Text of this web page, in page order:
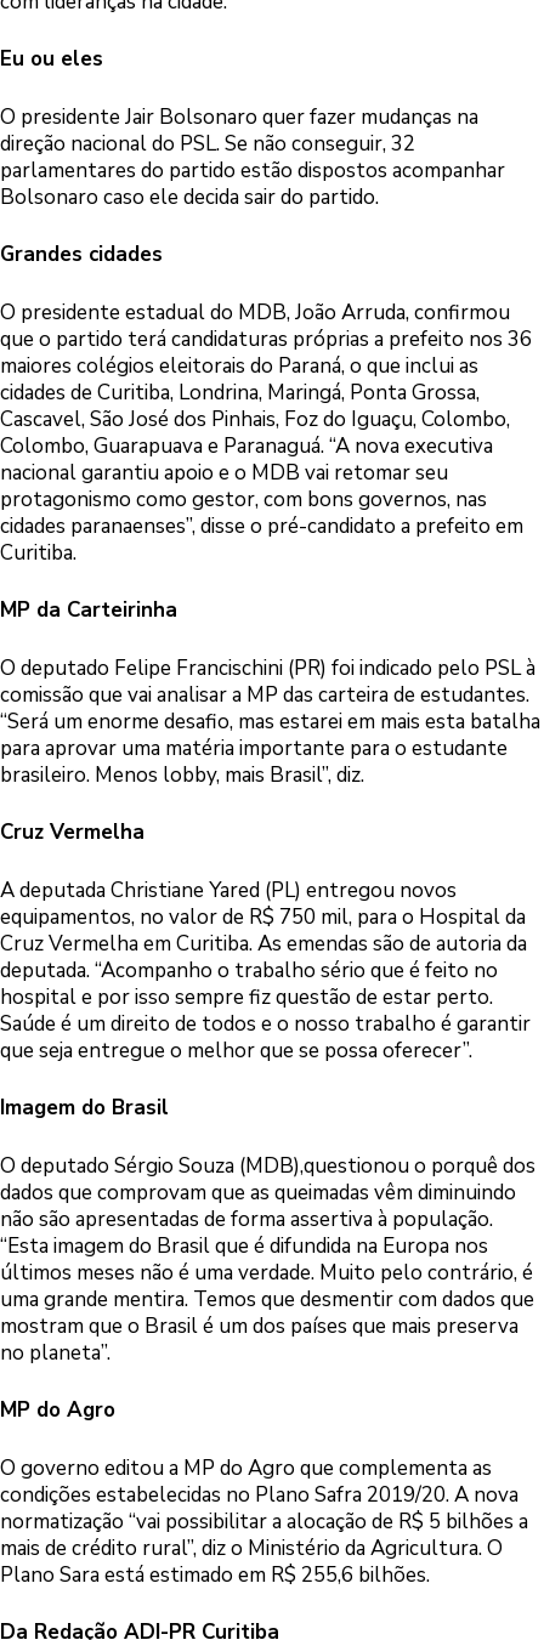
Eu ou eles
O presidente Jair Bolsonaro quer fazer mudanças na
direção nacional do PSL. Se não conseguir, 32
parlamentares do partido estão dispostos acompanhar
Bolsonaro caso ele decida sair do partido.
Grandes cidades
O presidente estadual do MDB, João Arruda, confirmou
que o partido terá candidaturas próprias a prefeito nos 36
maiores colégios eleitorais do Paraná, o que inclui as
cidades de Curitiba, Londrina, Maringá, Ponta Grossa,
Cascavel, São José dos Pinhais, Foz do Iguaçu, Colombo,
Colombo, Guarapuava e Paranaguá. “A nova executiva
nacional garantiu apoio e o MDB vai retomar seu
protagonismo como gestor, com bons governos, nas
cidades paranaenses”, disse o pré-candidato a prefeito em
Curitiba.
MP da Carteirinha
O deputado Felipe Francischini (PR) foi indicado pelo PSL à
comissão que vai analisar a MP das carteira de estudantes.
“Será um enorme desafio, mas estarei em mais esta batalha
para aprovar uma matéria importante para o estudante
brasileiro. Menos lobby, mais Brasil”, diz.
Cruz Vermelha
A deputada Christiane Yared (PL) entregou novos
equipamentos, no valor de R$ 750 mil, para o Hospital da
Cruz Vermelha em Curitiba. As emendas são de autoria da
deputada. “Acompanho o trabalho sério que é feito no
hospital e por isso sempre fiz questão de estar perto.
Saúde é um direito de todos e o nosso trabalho é garantir
que seja entregue o melhor que se possa oferecer”.
Imagem do Brasil
O deputado Sérgio Souza (MDB),questionou o porquê dos
dados que comprovam que as queimadas vêm diminuindo
não são apresentadas de forma assertiva à população.
“Esta imagem do Brasil que é difundida na Europa nos
últimos meses não é uma verdade. Muito pelo contrário, é
uma grande mentira. Temos que desmentir com dados que
mostram que o Brasil é um dos países que mais preserva
no planeta”.
MP do Agro
O governo editou a MP do Agro que complementa as
condições estabelecidas no Plano Safra 2019/20. A nova
normatização “vai possibilitar a alocação de R$ 5 bilhões a
mais de crédito rural”, diz o Ministério da Agricultura. O
Plano Sara está estimado em R$ 255,6 bilhões.
Da Redação ADI-PR Curitiba